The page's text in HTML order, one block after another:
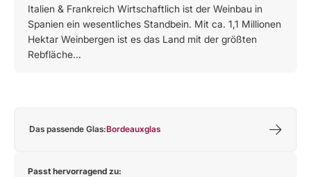
Italien & Frankreich Wirtschaftlich ist der Weinbau in
Spanien ein wesentliches Standbein. Mit ca. 1,1 Millionen
Hektar Weinbergen ist es das Land mit der größten
Rebfläche...
Das passende Glas:Bordeauxglas
Passt hervorragend zu: